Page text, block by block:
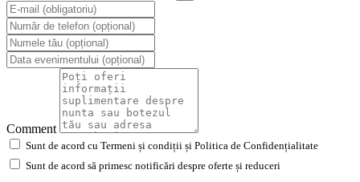
Comment
Sunt de acord cu Termeni și condiții și Politica de Confidențialitate
Sunt de acord să primesc notificări despre oferte și reduceri